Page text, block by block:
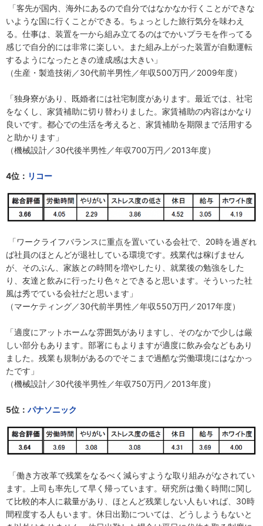
「客先が国内、海外にあるので自分ではなかなか行くことができな
いような国に行くことができる。ちょっとした旅行気分を味わえ
る。仕事は、装置を一から組み立てるのはでかいプラモを作ってる
感じで自分的には非常に楽しい。また組み上がった装置が自動運転
するようになったときの達成感は大きい」
（生産・製造技術／30代前半男性／年収500万円／2009年度）
「独身寮があり、既婚者には社宅制度があります。最近では、社宅
をなくし、家賃補助に切り替わりました。家賃補助の内容はかなり
良いです。都心での生活を考えると、家賃補助を期限まで活用する
と助かります」
（機械設計／30代後半男性／年収700万円／2013年度）
4位： リコー
「ワークライフバランスに重点を置いている会社で、20時を過ぎれ
ば社員のほとんどが退社している環境です。残業代は稼げません
が、そのぶん、家族との時間を増やしたり、就業後の勉強をした
り、友達と飲みに行ったり色々とできると思います。そういった社
風は秀でている会社だと思います」
（マーケティング／30代前半男性／年収550万円／2017年度）
「適度にアットホームな雰囲気がありますし、そのなかで少しは厳
しい部分もあります。部署にもよりますが適度に飲み会などもあり
ました。残業も規制があるのでそこまで過酷な労働環境にはなかっ
たです」
（機械設計／30代後半男性／年収750万円／2013年度）
5位： パナソニック
「働き方改革で残業をなるべく減らすような取り組みがなされてい
ます。上司も率先して早く帰っています。研究所は働く時間に関し
て比較的本人に裁量があり、ほとんど残業しない人もいれば、30時
間程度する人もいます。休日出勤については、どうしようもないと